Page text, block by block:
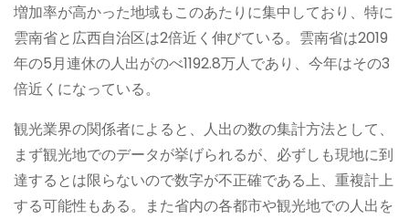
増加率が高かった地域もこのあたりに集中しており、特に
雲南省と広西自治区は2倍近く伸びている。雲南省は2019
年の5月連休の人出がのべ1192.8万人であり、今年はその3
倍近くになっている。
観光業界の関係者によると、人出の数の集計方法として、
まず観光地でのデータが挙げられるが、必ずしも現地に到
達するとは限らないので数字が不正確である上、重複計上
する可能性もある。また省内の各都市や観光地での人出を